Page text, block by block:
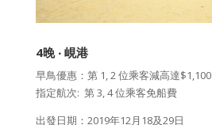
4晚 ‧ 峴港
早鳥優惠：第 1, 2 位乘客減高達$1,100
指定航次: 第 3, 4 位乘客免船費
出發日期：2019年12月18及29日